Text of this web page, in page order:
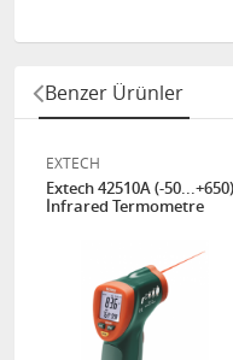
Benzer Ürünler
EXTECH
Extech 42510A (-50...+650)
İnfrared Termometre